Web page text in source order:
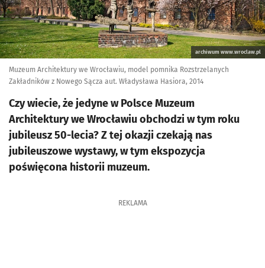
archiwum www.wroclaw.pl
Muzeum Architektury we Wrocławiu, model pomnika Rozstrzelanych
Zakładników z Nowego Sącza aut. Władysława Hasiora, 2014
Czy wiecie, że jedyne w Polsce Muzeum
Architektury we Wrocławiu obchodzi w tym roku
jubileusz 50-lecia? Z tej okazji czekają nas
jubileuszowe wystawy, w tym ekspozycja
poświęcona historii muzeum.
REKLAMA